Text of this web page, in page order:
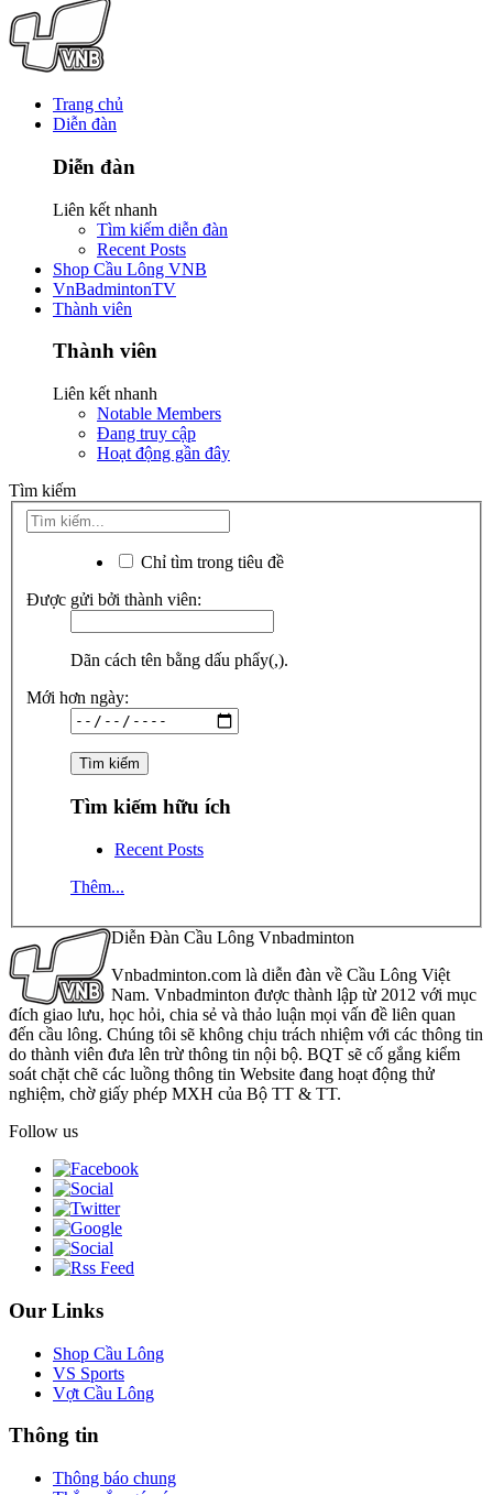
Trang chủ
Diễn đàn
Diễn đàn
Liên kết nhanh
Tìm kiếm diễn đàn
Recent Posts
Shop Cầu Lông VNB
VnBadmintonTV
Thành viên
Thành viên
Liên kết nhanh
Notable Members
Đang truy cập
Hoạt động gần đây
Tìm kiếm
Chỉ tìm trong tiêu đề
Được gửi bởi thành viên:
Dãn cách tên bằng dấu phẩy(,).
Mới hơn ngày:
Tìm kiếm hữu ích
Recent Posts
Thêm...
Diễn Đàn Cầu Lông Vnbadminton
Vnbadminton.com là diễn đàn về Cầu Lông Việt
Nam. Vnbadminton được thành lập từ 2012 với mục
đích giao lưu, học hỏi, chia sẻ và thảo luận mọi vấn đề liên quan
đến cầu lông. Chúng tôi sẽ không chịu trách nhiệm với các thông tin
do thành viên đưa lên trừ thông tin nội bộ. BQT sẽ cố gắng kiểm
soát chặt chẽ các luồng thông tin Website đang hoạt động thử
nghiệm, chờ giấy phép MXH của Bộ TT & TT.
Follow us
Our Links
Shop Cầu Lông
VS Sports
Vợt Cầu Lông
Thông tin
Thông báo chung